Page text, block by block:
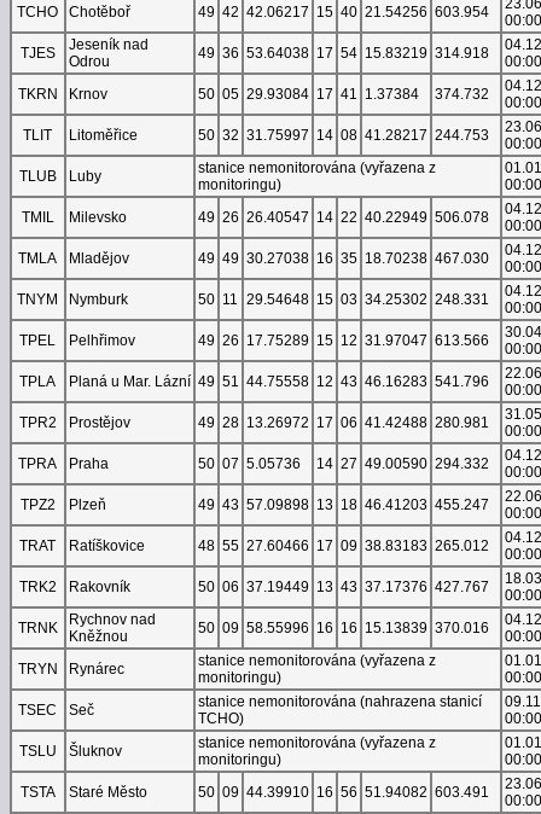
TCHO Chotěboř 49 42 42.06217 15 40 21.54256 603.954
00:00
TJES
Jeseník nad
Odrou
49 36 53.64038 17 54 15.83219 314.918
00:00
TKRN
Krnov 50 05 29.93084 17 41 1.37384 374.732
00:00
TLIT
Litoměřice 50 32 31.75997 14 08 41.28217 244.753
00:00
TLUB
Luby
stanice nemonitorována (vyřazena z
monitoringu)
00:00
TMIL
Milevsko 49 26 26.40547 14 22 40.22949 506.078
00:00
TMLA
Mladějov 49 49 30.27038 16 35 18.70238 467.030
00:00
TNYM
Nymburk 50 11 29.54648 15 03 34.25302 248.331
00:00
TPEL
Pelhřimov 49 26 17.75289 15 12 31.97047 613.566
00:00
TPLA
Planá u Mar. Lázní 49 51 44.75558 12 43 46.16283 541.796
00:00
TPR2
Prostějov 49 28 13.26972 17 06 41.42488 280.981
00:00
TPRA
Praha 50 07 5.05736 14 27 49.00590 294.332
00:00
TPZ2
Plzeň 49 43 57.09898 13 18 46.41203 455.247
00:00
TRAT
Ratíškovice 48 55 27.60466 17 09 38.83183 265.012
00:00
TRK2
Rakovník 50 06 37.19449 13 43 37.17376 427.767
00:00
TRNK
Rychnov nad
Kněžnou
50 09 58.55996 16 16 15.13839 370.016
00:00
TRYN
Rynárec
stanice nemonitorována (vyřazena z
monitoringu)
00:00
TSEC
Seč
stanice nemonitorována (nahrazena stanicí
TCHO)
00:00
TSLU
Šluknov
stanice nemonitorována (vyřazena z
monitoringu)
00:00
TSTA
Staré Město 50 09 44.39910 16 56 51.94082 603.491
00:00